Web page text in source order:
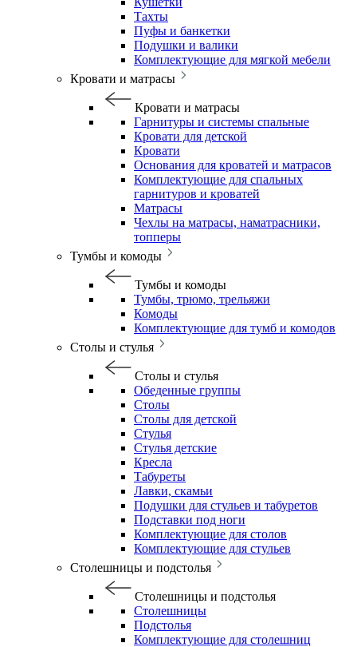
Тахты
Пуфы и банкетки
Подушки и валики
Комплектующие для мягкой мебели
Кровати и матрасы
Кровати и матрасы
Гарнитуры и системы спальные
Кровати для детской
Кровати
Основания для кроватей и матрасов
Комплектующие для спальных
гарнитуров и кроватей
Матрасы
Чехлы на матрасы, наматрасники,
топперы
Тумбы и комоды
Тумбы и комоды
Тумбы, трюмо, трельяжи
Комоды
Комплектующие для тумб и комодов
Столы и стулья
Столы и стулья
Обеденные группы
Столы
Столы для детской
Стулья
Стулья детские
Кресла
Табуреты
Лавки, скамьи
Подушки для стульев и табуретов
Подставки под ноги
Комплектующие для столов
Комплектующие для стульев
Столешницы и подстолья
Столешницы и подстолья
Столешницы
Подстолья
Комплектующие для столешниц